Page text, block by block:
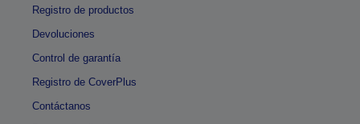
Registro de productos
Devoluciones
Control de garantía
Registro de CoverPlus
Contáctanos